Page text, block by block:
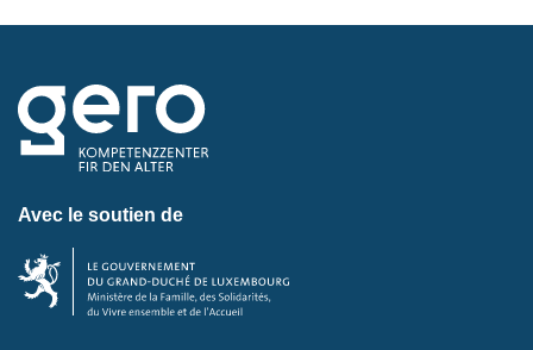
Avec le soutien de